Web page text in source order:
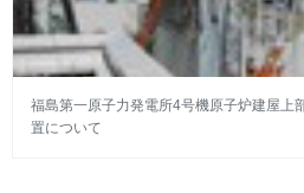
福島第一原子力発電所4号機原子炉建屋上
置について